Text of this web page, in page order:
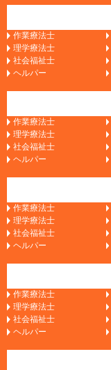
作業療法士
理学療法士
社会福祉士
ヘルパー
作業療法士
理学療法士
社会福祉士
ヘルパー
作業療法士
理学療法士
社会福祉士
ヘルパー
作業療法士
理学療法士
社会福祉士
ヘルパー